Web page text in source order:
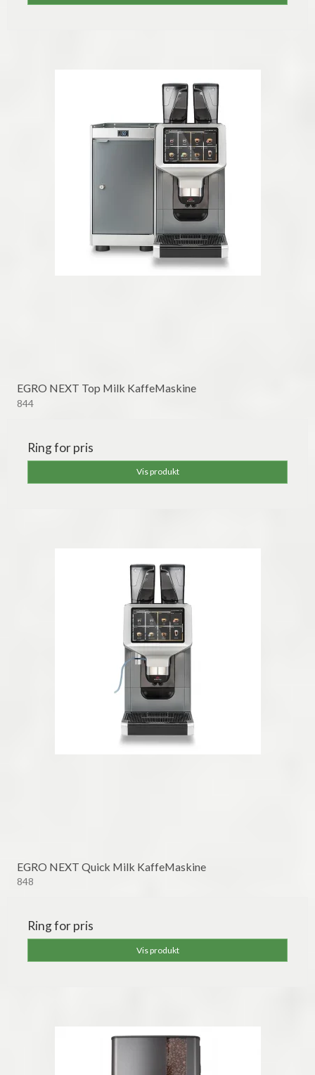
EGRO NEXT Top Milk KaffeMaskine
844
Ring for pris
Vis produkt
EGRO NEXT Quick Milk KaffeMaskine
848
Ring for pris
Vis produkt